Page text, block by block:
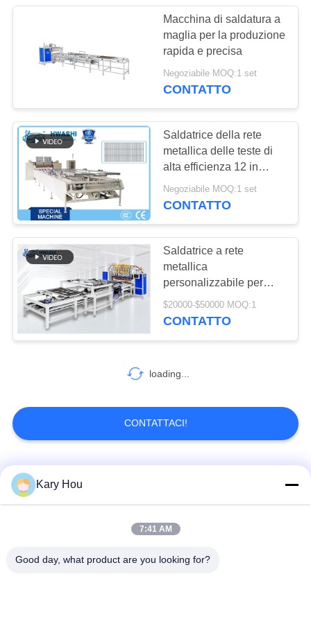
Macchina di saldatura a
maglia per la produzione
rapida e precisa
Negoziabile MOQ:1 set
CONTATTO
Saldatrice della rete
metallica delle teste di
alta efficienza 12 in
pieno automatica
Negoziabile MOQ:1 set
CONTATTO
Saldatrice a rete
metallica
personalizzabile per
requisiti e applicazioni
specifici del cliente
$20000-$50000 MOQ:1
CONTATTO
loading...
CONTATTACI!
Categorie popolari
Saldatrice a rete
Kary Hou
7:41 AM
Good day, what product are you looking for?